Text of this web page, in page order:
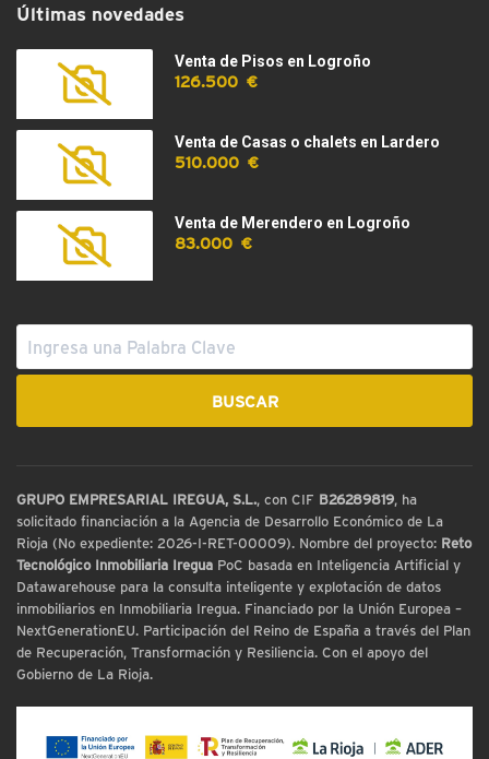
Últimas novedades
Venta de Pisos en Logroño
126.500 €
Venta de Casas o chalets en Lardero
510.000 €
Venta de Merendero en Logroño
83.000 €
GRUPO EMPRESARIAL IREGUA, S.L., con CIF B26289819, ha
solicitado financiación a la Agencia de Desarrollo Económico de La
Rioja (No expediente: 2026-I-RET-00009). Nombre del proyecto: Reto
Tecnológico Inmobiliaria Iregua PoC basada en Inteligencia Artificial y
Datawarehouse para la consulta inteligente y explotación de datos
inmobiliarios en Inmobiliaria Iregua. Financiado por la Unión Europea –
NextGenerationEU. Participación del Reino de España a través del Plan
de Recuperación, Transformación y Resiliencia. Con el apoyo del
Gobierno de La Rioja.